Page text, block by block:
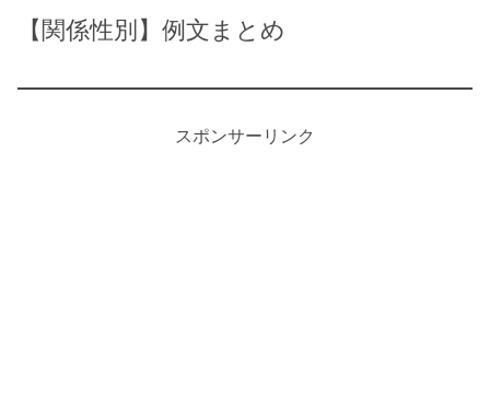
【関係性別】例文まとめ
スポンサーリンク